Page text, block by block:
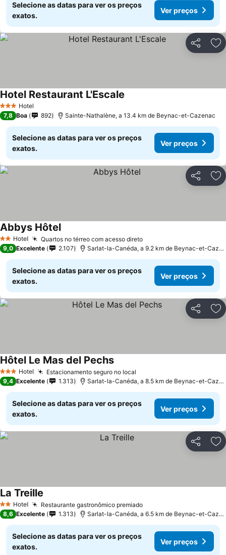
Selecione as datas para ver os preços
exatos.
Ver preços
Partilhar
3 EstrelasHotel
Hotel Restaurant L'Escale
7,8 Boa 892 Sainte-Nathalène, a 13.4 km de Beynac-et-Cazenac
Selecione as datas para ver os preços
exatos.
Ver preços
Partilhar
2 Estrelas
Hotel Quartos no térreo com acesso direto
Abbys Hôtel
9,0 Excelente 2.107 Sarlat-la-Canéda, a 9.2 km de Beynac-et-Cazenac
Selecione as datas para ver os preços
exatos.
Ver preços
Partilhar
3 EstrelasHotel Estacionamento seguro no local
Hôtel Le Mas del Pechs
9,4 Excelente 1.313 Sarlat-la-Canéda, a 8.5 km de Beynac-et-Cazenac
Selecione as datas para ver os preços
exatos.
Ver preços
Partilhar
2 Estrelas
Hotel Restaurante gastronômico premiado
La Treille
8,6 Excelente 1.313 Sarlat-la-Canéda, a 6.5 km de Beynac-et-Cazenac
Selecione as datas para ver os preços
exatos.
Ver preços